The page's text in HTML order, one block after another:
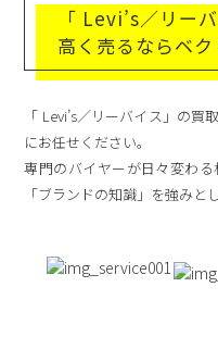
「 Levi’s／リー
高く売るならベク
「 Levi’s／リーバイス」の買
にお任せください。
専門のバイヤーが日々変わ
「ブランドの知識」を強みと